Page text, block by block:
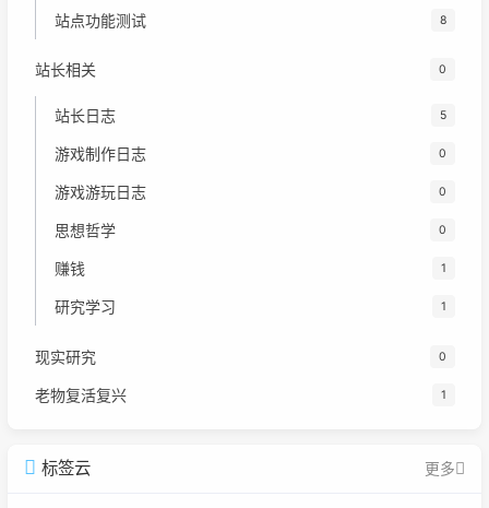
站点功能测试 8
站长相关 0
站长日志 5
游戏制作日志 0
游戏游玩日志 0
思想哲学 0
赚钱 1
研究学习 1
现实研究 0
老物复活复兴 1
标签云 更多